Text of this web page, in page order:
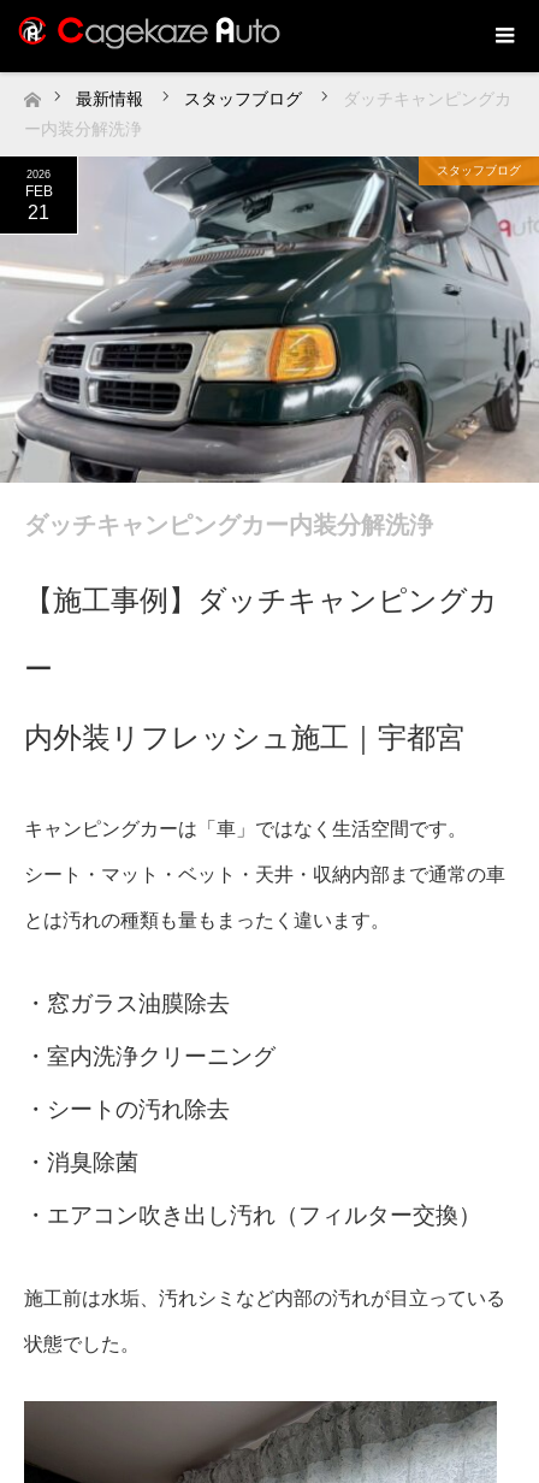
ホーム
最新情報 スタッフブログ
ダッチキャンピングカ
ー内装分解洗浄
2026
FEB
21
スタッフブログ
ダッチキャンピングカー内装分解洗浄
【施工事例】ダッチキャンピングカ
ー
内外装リフレッシュ施工｜宇都宮
キャンピングカーは「車」ではなく生活空間です。
シート・マット・ベット・天井・収納内部まで通常の車
とは汚れの種類も量もまったく違います。
・窓ガラス油膜除去
・室内洗浄クリーニング
・シートの汚れ除去
・消臭除菌
・エアコン吹き出し汚れ（フィルター交換）
施工前は水垢、汚れシミなど内部の汚れが目立っている
状態でした。